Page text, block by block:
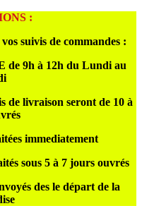
:
suivis de commandes :
9h à 12h du Lundi au
de livraison seront de 10 à
immediatement
sous 5 à 7 jours ouvrés
des le départ de la